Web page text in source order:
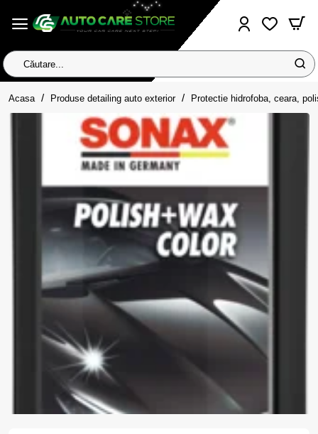
Căutare...
Acasa homeProduse detailing auto exterior Protectie hidrofoba, ceara,